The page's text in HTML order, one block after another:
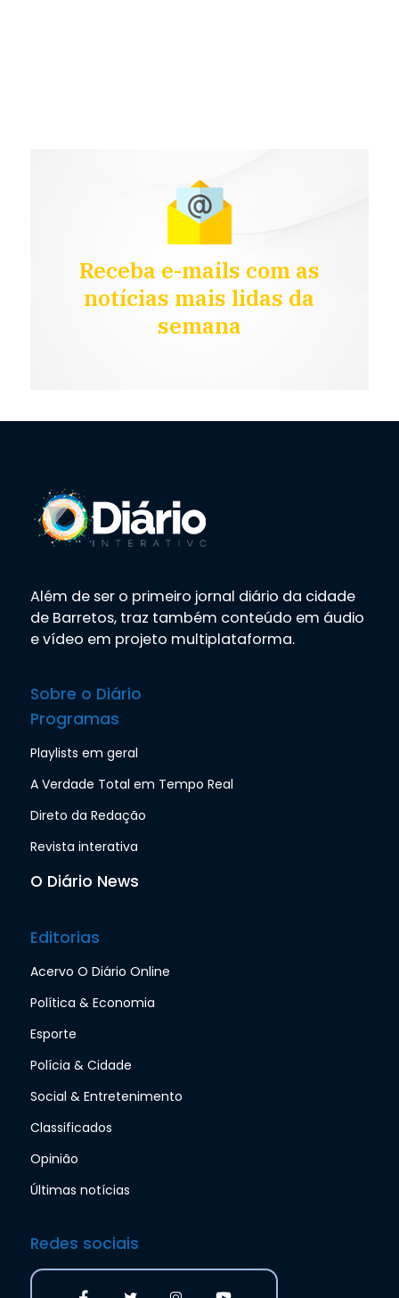
Receba e-mails com as
notícias mais lidas da
semana
Além de ser o primeiro jornal diário da cidade
de Barretos, traz também conteúdo em áudio
e vídeo em projeto multiplataforma.
Sobre o Diário
Programas
Playlists em geral
A Verdade Total em Tempo Real
Direto da Redação
Revista interativa
O Diário News
Editorias
Acervo O Diário Online
Política & Economia
Esporte
Polícia & Cidade
Social & Entretenimento
Classificados
Opinião
Últimas notícias
Redes sociais